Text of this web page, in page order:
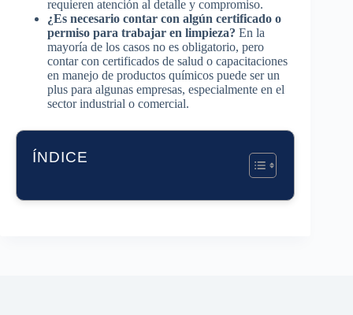
requieren atención al detalle y compromiso.
¿Es necesario contar con algún certificado o
permiso para trabajar en limpieza? En la
mayoría de los casos no es obligatorio, pero
contar con certificados de salud o capacitaciones
en manejo de productos químicos puede ser un
plus para algunas empresas, especialmente en el
sector industrial o comercial.
ÍNDICE